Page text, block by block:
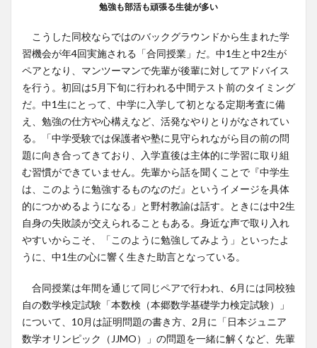
勉強も部活も頑張る生徒が多い
こうした同校ならではのバックグラウンドから生まれた学
習機会が年4回実施される「合同授業」だ。中1生と中2生が
ペアとなり、マンツーマンで先輩が後輩に対してアドバイス
を行う。初回は5月下旬に行われる中間テスト前のタイミング
だ。中1生にとって、中学に入学して初となる定期考査に備
え、勉強の仕方や心構えなど、活発なやりとりがなされてい
る。「中学受験では保護者や塾に見守られながら目の前の問
題に向き合ってきており、入学直後は主体的に学習に取り組
む習慣ができていません。先輩から話を聞くことで『中学生
は、このように勉強するものなのだ』というイメージを具体
的につかめるようになる」と野村教諭は話す。ときには中2生
自身の失敗談が交えられることもある。身近な声で取り入れ
やすいからこそ、「このように勉強してみよう」といったよ
うに、中1生の心に響く生きた助言となっている。
合同授業は年間を通じて同じペアで行われ、6月には同校独
自の数学検定試験「本数検（本郷数学基礎学力検定試験）」
について、10月は証明問題の書き方、2月に「日本ジュニア
数学オリンピック（JJMO）」の問題を一緒に解くなど、先輩